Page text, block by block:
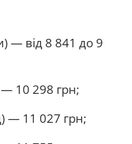
— від 8 841 до 9
— 10 298 грн;
— 11 027 грн;